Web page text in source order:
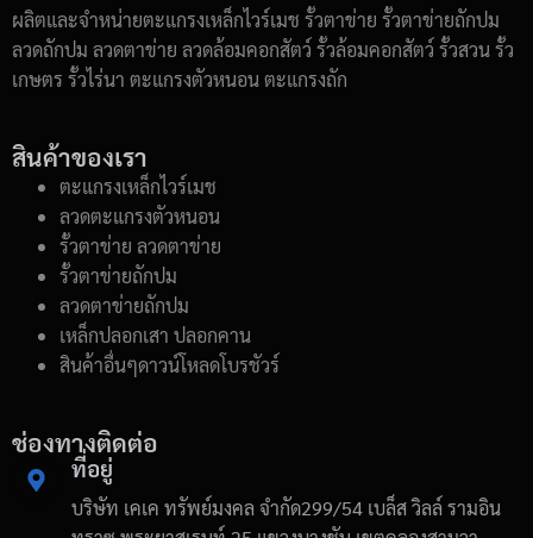
ผลิตและจำหน่ายตะแกรงเหล็กไวร์เมช รั้วตาข่าย รั้วตาข่ายถักปม
ลวดถักปม ลวดตาข่าย ลวดล้อมคอกสัตว์ รั้วล้อมคอกสัตว์ รั้วสวน รั้ว
เกษตร รั้วไร่นา ตะแกรงตัวหนอน ตะแกรงถัก
สินค้าของเรา
ตะแกรงเหล็กไวร์เมช
ลวดตะแกรงตัวหนอน
รั้วตาข่าย ลวดตาข่าย
รั้วตาข่ายถักปม
ลวดตาข่ายถักปม
เหล็กปลอกเสา ปลอกคาน
สินค้าอื่นๆดาวน์โหลดโบรชัวร์
ช่องทางติดต่อ
ที่อยู่
บริษัท เคเค ทรัพย์มงคล จำกัด299/54 เบล็ส วิลล์ รามอิน